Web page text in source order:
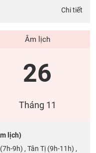
Chi tiết
Âm lịch
26
Tháng 11
lịch)
9h) , Tân Tị (9h-11h) ,